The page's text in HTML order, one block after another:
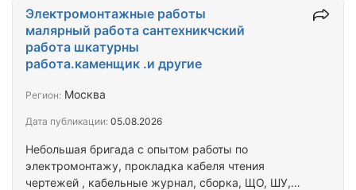
связи мах номер указанный ниже
Небольшая бригада с опытом работы по
электромонтажу, прокладка кабеля чтения
чертежей , кабельные журнал, сборка, ЩО, ШУ,
Электромонтажные работы
малярный работа сантехникчский
работа шкатурны
работа.каменщик .и другие
Регион: Москва
Дата публикации: 05.08.2026